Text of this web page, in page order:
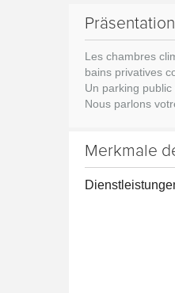
Les chambres
bains privatives
Un parking
Nous parlons
Merkmale